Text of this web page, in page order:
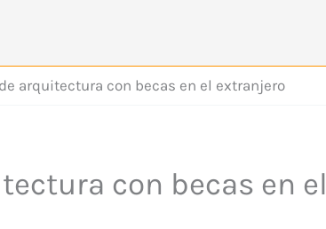
arquitectura con becas en el extranjero
con becas en el